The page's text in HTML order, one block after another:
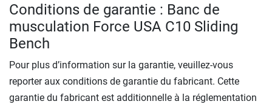
Conditions de garantie : Banc de
musculation Force USA C10 Sliding
Bench
Pour plus d’information sur la garantie, veuillez-vous
reporter aux conditions de garantie du fabricant. Cette
garantie du fabricant est additionnelle à la réglementation